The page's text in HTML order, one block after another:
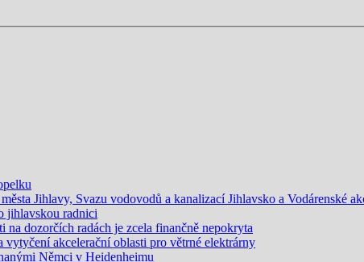
Jihlavy, Svazu vodovodů a kanalizací Jihlavsko a Vodárenské
jihlavskou radnici
dozorčích radách je zcela finančně nepokryta
akcelerační oblasti pro větrné elektrárny
Němci v Heidenheimu